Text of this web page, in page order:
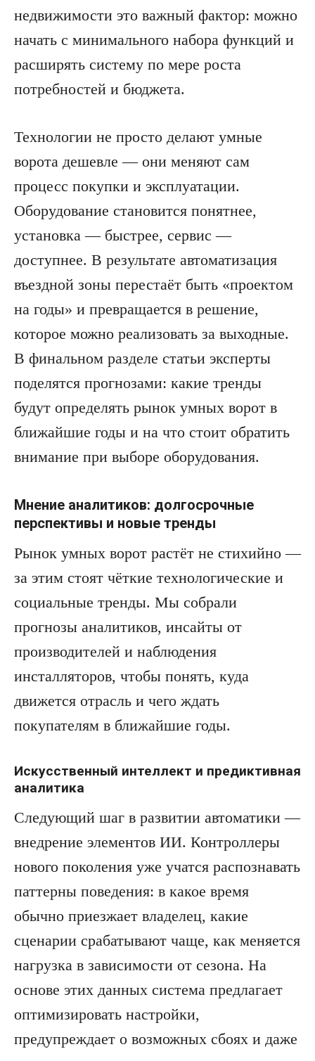
недвижимости это важный фактор: можно
начать с минимального набора функций и
расширять систему по мере роста
потребностей и бюджета.
Технологии не просто делают умные
ворота дешевле — они меняют сам
процесс покупки и эксплуатации.
Оборудование становится понятнее,
установка — быстрее, сервис —
доступнее. В результате автоматизация
въездной зоны перестаёт быть «проектом
на годы» и превращается в решение,
которое можно реализовать за выходные.
В финальном разделе статьи эксперты
поделятся прогнозами: какие тренды
будут определять рынок умных ворот в
ближайшие годы и на что стоит обратить
внимание при выборе оборудования.
Мнение аналитиков: долгосрочные
перспективы и новые тренды
Рынок умных ворот растёт не стихийно —
за этим стоят чёткие технологические и
социальные тренды. Мы собрали
прогнозы аналитиков, инсайты от
производителей и наблюдения
инсталляторов, чтобы понять, куда
движется отрасль и чего ждать
покупателям в ближайшие годы.
Искусственный интеллект и предиктивная
аналитика
Следующий шаг в развитии автоматики —
внедрение элементов ИИ. Контроллеры
нового поколения уже учатся распознавать
паттерны поведения: в какое время
обычно приезжает владелец, какие
сценарии срабатывают чаще, как меняется
нагрузка в зависимости от сезона. На
основе этих данных система предлагает
оптимизировать настройки,
предупреждает о возможных сбоях и даже